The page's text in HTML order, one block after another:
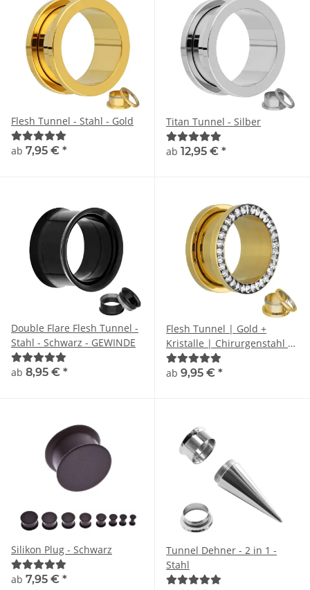
Flesh Tunnel - Stahl - Gold
ab 7,95 € *
Titan Tunnel - Silber
ab 12,95 € *
Double Flare Flesh Tunnel -
Stahl - Schwarz - GEWINDE
ab 8,95 € *
Flesh Tunnel | Gold +
Kristalle | Chirurgenstahl |
Gewinde Ohrtunnel
ab 9,95 € *
Silikon Plug - Schwarz
ab 7,95 € *
Tunnel Dehner - 2 in 1 -
Stahl